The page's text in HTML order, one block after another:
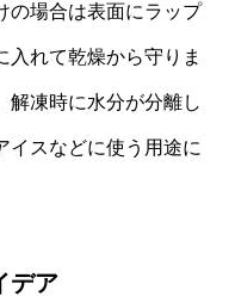
の場合は表面にラップ
入れて乾燥から守りま
解凍時に水分が分離し
イスなどに使う用途に
デア